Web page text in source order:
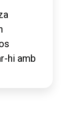
hi amb